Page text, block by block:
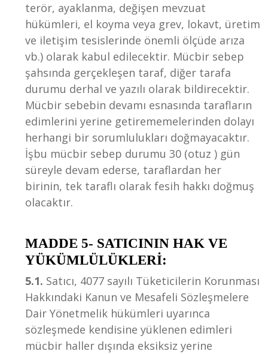
terör, ayaklanma, değişen mevzuat
hükümleri, el koyma veya grev, lokavt, üretim
ve iletişim tesislerinde önemli ölçüde arıza
vb.) olarak kabul edilecektir. Mücbir sebep
şahsında gerçekleşen taraf, diğer tarafa
durumu derhal ve yazılı olarak bildirecektir.
Mücbir sebebin devamı esnasında tarafların
edimlerini yerine getirememelerinden dolayı
herhangi bir sorumlulukları doğmayacaktır.
İşbu mücbir sebep durumu 30 (otuz ) gün
süreyle devam ederse, taraflardan her
birinin, tek taraflı olarak fesih hakkı doğmuş
olacaktır.
MADDE 5- SATICININ HAK VE
YÜKÜMLÜLÜKLERİ:
5.1. Satıcı, 4077 sayılı Tüketicilerin Korunması
Hakkındaki Kanun ve Mesafeli Sözleşmelere
Dair Yönetmelik hükümleri uyarınca
sözleşmede kendisine yüklenen edimleri
mücbir haller dışında eksiksiz yerine